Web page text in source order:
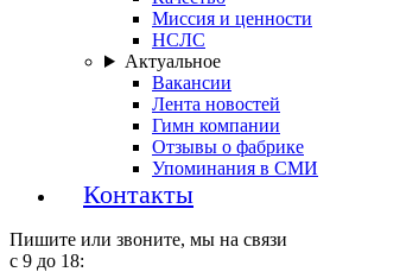
Миссия и ценности
НСЛС
Актуальное
Вакансии
Лента новостей
Гимн компании
Отзывы о фабрике
Упоминания в СМИ
Контакты
Пишите или звоните, мы на связи
с 9 до 18: